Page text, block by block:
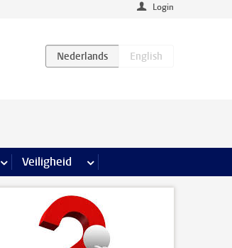
Login
meer Communicatie & Marketing pagina’s
Veiligheid meer Veiligheid pagina’s